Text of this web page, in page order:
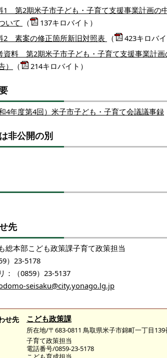
1 第2期米子市子ども・子育て支援事業計画の
いて
（
137キロバイト）
2 素案の修正箇所新旧対照表
（
423キロバイ
資料 第2期米子市子ども・子育て支援事業計
（ 214キロバイト）
4年度第4回）米子市子ども・子育て会議議事録
非公開の別
先
総本部こども政策課子育て政策担当
）23-5178
：（0859）23-5137
seisaku@city.yonago.lg.jp
せ先 こども政策課
所在地/〒683-0811 鳥取県米子市錦町一丁目139
子育て政策担当
電話番号/0859-23-5178